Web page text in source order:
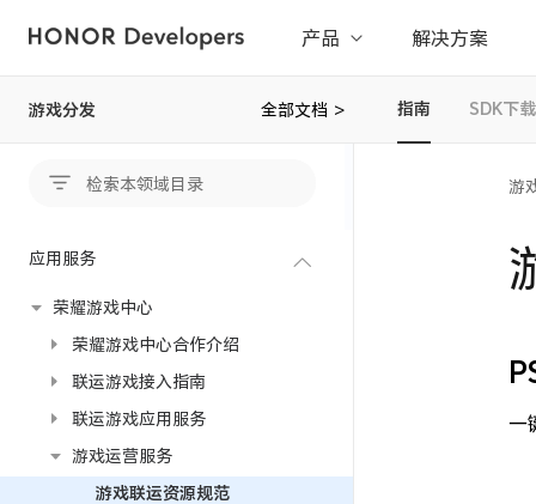
产品 解决方案
游戏分发 全部文档 > 指南 SDK下载
应用服务
荣耀游戏中心
荣耀游戏中心合作介绍
联运游戏接入指南
联运游戏应用服务
游戏运营服务
游戏联运资源规范
游
一